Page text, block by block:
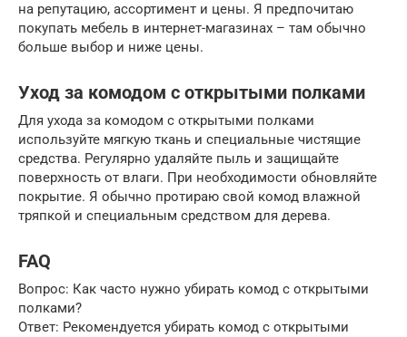
на репутацию, ассортимент и цены. Я предпочитаю
покупать мебель в интернет-магазинах – там обычно
больше выбор и ниже цены.
Уход за комодом с открытыми полками
Для ухода за комодом с открытыми полками
используйте мягкую ткань и специальные чистящие
средства. Регулярно удаляйте пыль и защищайте
поверхность от влаги. При необходимости обновляйте
покрытие. Я обычно протираю свой комод влажной
тряпкой и специальным средством для дерева.
FAQ
Вопрос: Как часто нужно убирать комод с открытыми
полками?
Ответ: Рекомендуется убирать комод с открытыми